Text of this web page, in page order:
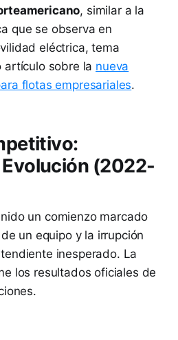
, similar a la
que se observa en
eléctrica, tema
artículo sobre la nueva
flotas empresariales.
(2022-
un comienzo marcado
un equipo y la irrupción
inesperado. La
los resultados oficiales de